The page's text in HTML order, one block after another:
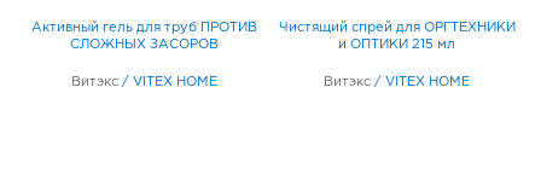
Активный гель для труб ПРОТИВ
СЛОЖНЫХ ЗАСОРОВ
Витэкс / VITEX HOME
Чистящий спрей для ОРГТЕХНИКИ
и ОПТИКИ 215 мл
Витэкс / VITEX HOME